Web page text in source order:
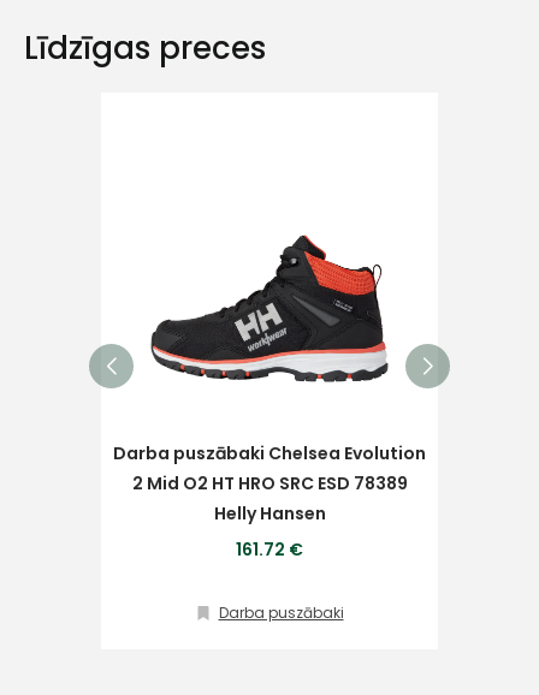
Līdzīgas preces
Darba puszābaki Chelsea Evolution
2 Mid O2 HT HRO SRC ESD 78389
Helly Hansen
161.72 €
Darba puszābaki
Piekrītu SIA Hards
lietošanas noteikumiem
Piekrītu saņemt
Sūtīt ziņojumu
Klientu
atbalsts